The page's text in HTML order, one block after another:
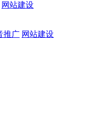
网站建设
推广 网站建设